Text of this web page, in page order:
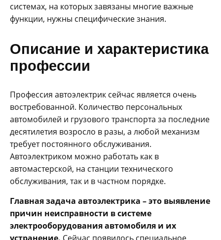
системах, на которых завязаны многие важные
функции, нужны специфические знания.
Описание и характеристика
профессии
Профессия автоэлектрик сейчас является очень
востребованной. Количество персональных
автомобилей и грузового транспорта за последние
десятилетия возросло в разы, а любой механизм
требует постоянного обслуживания.
Автоэлектриком можно работать как в
автомастерской, на станции технического
обслуживания, так и в частном порядке.
Главная задача автоэлектрика – это выявление
причин неисправности в системе
электрооборудования автомобиля и их